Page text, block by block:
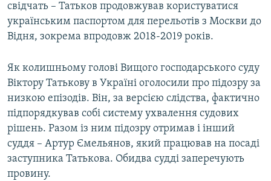
свідчать – Татьков продовжував користуватися
українським паспортом для перельотів з Москви до
Відня, зокрема впродовж 2018-2019 років.
Як колишньому голові Вищого господарського суду
Віктору Татькову в Україні оголосили про підозру за
низкою епізодів. Він, за версією слідства, фактично
підпорядкував собі систему ухвалення судових
рішень. Разом із ним підозру отримав і інший
суддя – Артур Ємельянов, який працював на посаді
заступника Татькова. Обидва судді заперечують
провину.